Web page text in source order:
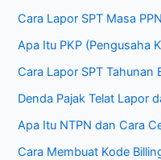
Cara Lapor SPT Masa
Apa Itu PKP (Pengusaha
Cara Lapor SPT Tahunan
Denda Pajak Telat Lapor
Apa Itu NTPN dan Cara
Cara Membuat Kode